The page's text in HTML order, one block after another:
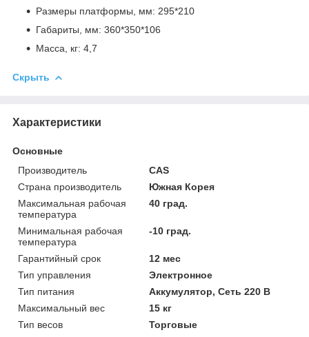
Размеры платформы, мм: 295*210
Габариты, мм: 360*350*106
Масса, кг: 4,7
Скрыть
Характеристики
Основные
Производитель
CAS
Страна производитель
Южная Корея
Максимальная рабочая
температура
40 град.
Минимальная рабочая
температура
-10 град.
Гарантийный срок
12 мес
Тип управления
Электронное
Тип питания
Аккумулятор, Сеть 220 В
Максимальный вес
15 кг
Тип весов
Торговые